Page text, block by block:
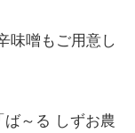
味噌もご用意し
～る しずお農